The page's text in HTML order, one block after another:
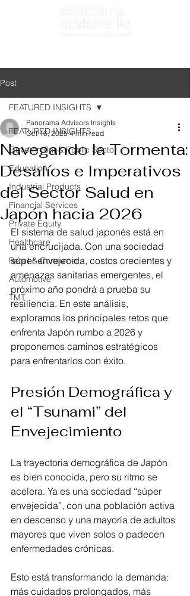
Post
FEATURED INSIGHTS
Government & Public Sector
Education
Industrial Products
Financial Services
Private Equity
Healthcare
Retail & Consumer
Automotive
TMT
FEATURED INSIGHTS
Navegando la Tormenta:
Desafíos e Imperativos
del Sector Salud en
Japón hacia 2026
Panorama Advisors Insights
Oct 16, 2025 4 min read
El sistema de salud japonés está en
una encrucijada. Con una sociedad
súper envejecida, costos crecientes y
amenazas sanitarias emergentes, el
próximo año pondrá a prueba su
resiliencia. En este análisis,
exploramos los principales retos que
enfrenta Japón rumbo a 2026 y
proponemos caminos estratégicos
para enfrentarlos con éxito.
Presión Demográfica y
el “Tsunami” del
Envejecimiento
La trayectoria demográfica de Japón
es bien conocida, pero su ritmo se
acelera. Ya es una sociedad “súper
envejecida”, con una población activa
en descenso y una mayoría de adultos
mayores que viven solos o padecen
enfermedades crónicas.
Esto está transformando la demanda:
más cuidados prolongados, más